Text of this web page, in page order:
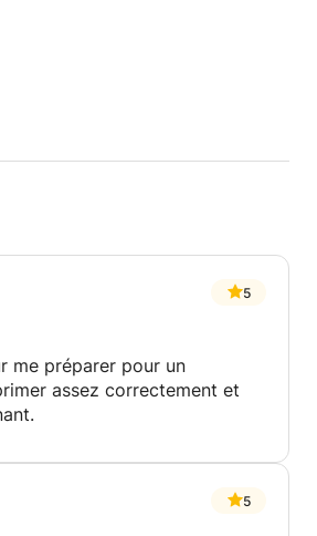
5
me préparer pour un
assez correctement et
5